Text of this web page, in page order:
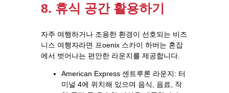
8. 휴식 공간 활용하기
자주 여행하거나 조용한 환경이 선호되는 비즈
니스 여행자라면 프oenix 스카이 하버는 혼잡
에서 벗어나는 편안한 라운지를 제공합니다.
American Express 센트루론 라운지: 터
미널 4에 위치해 있으며 음식, 음료, 작